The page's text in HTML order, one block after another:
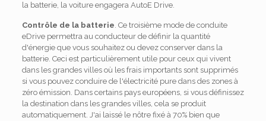
la batterie, la voiture engagera AutoE Drive.
Contrôle de la batterie. Ce troisième mode de conduite
eDrive permettra au conducteur de définir la quantité
d'énergie que vous souhaitez ou devez conserver dans la
batterie. Ceci est particulièrement utile pour ceux qui vivent
dans les grandes villes où les frais importants sont supprimés
si vous pouvez conduire de l'électricité pure dans des zones à
zéro émission. Dans certains pays européens, si vous définissez
la destination dans les grandes villes, cela se produit
automatiquement. J'ai laissé le nôtre fixé à 70% bien que